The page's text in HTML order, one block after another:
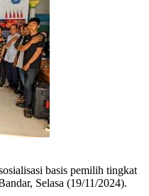
basis pemilih tingkat
Selasa (19/11/2024).